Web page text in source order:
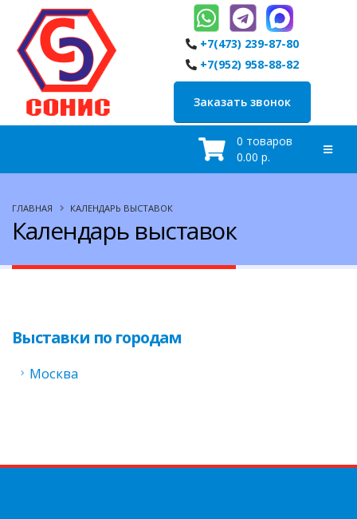
+7(473) 239-87-80
+7(952) 958-88-82
Заказать звонок
0 товаров
0.00 р.
Календарь выставок
ГЛАВНАЯ КАЛЕНДАРЬ ВЫСТАВОК
Выставки по городам
Москва